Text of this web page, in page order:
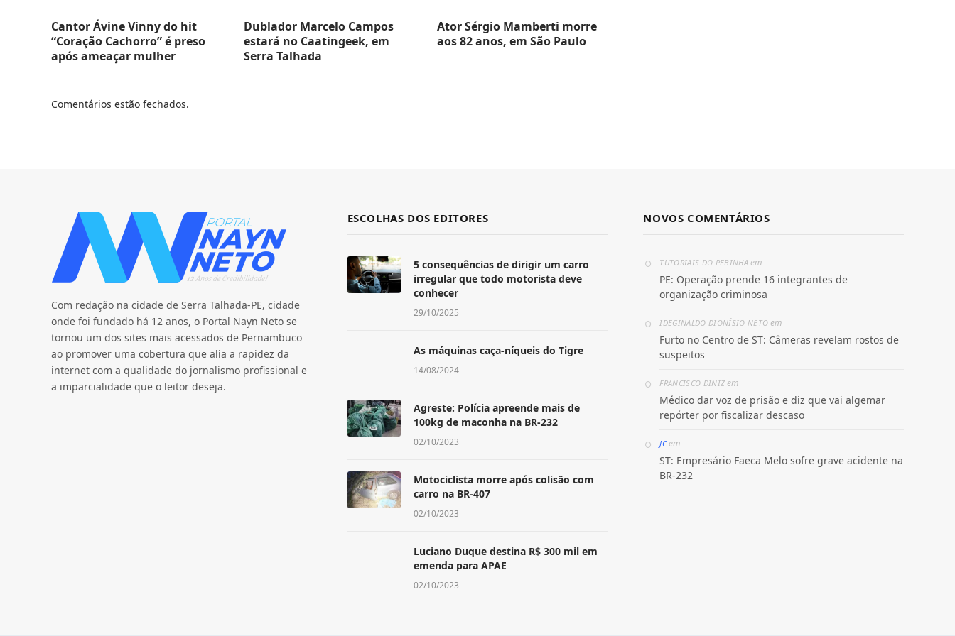
Cantor Ávine Vinny do hit
“Coração Cachorro” é preso
após ameaçar mulher
Dublador Marcelo Campos
estará no Caatingeek, em
Serra Talhada
Ator Sérgio Mamberti morre
aos 82 anos, em São Paulo
Comentários estão fechados.
Com redação na cidade de Serra Talhada-PE, cidade
onde foi fundado há 12 anos, o Portal Nayn Neto se
tornou um dos sites mais acessados de Pernambuco
ao promover uma cobertura que alia a rapidez da
internet com a qualidade do jornalismo profissional e
a imparcialidade que o leitor deseja.
ESCOLHAS DOS EDITORES
5 consequências de dirigir um carro
irregular que todo motorista deve
conhecer
29/10/2025
As máquinas caça-níqueis do Tigre
14/08/2024
Agreste: Polícia apreende mais de
100kg de maconha na BR-232
02/10/2023
Motociclista morre após colisão com
carro na BR-407
02/10/2023
Luciano Duque destina R$ 300 mil em
emenda para APAE
02/10/2023
NOVOS COMENTÁRIOS
TUTORIAIS DO PEBINHAem
PE: Operação prende 16 integrantes de
organização criminosa
IDEGINALDO DIONÍSIO NETO em
Furto no Centro de ST: Câmeras revelam rostos de
suspeitos
FRANCISCO DINIZ em
Médico dar voz de prisão e diz que vai algemar
repórter por fiscalizar descaso
JCem
ST: Empresário Faeca Melo sofre grave acidente na
BR-232